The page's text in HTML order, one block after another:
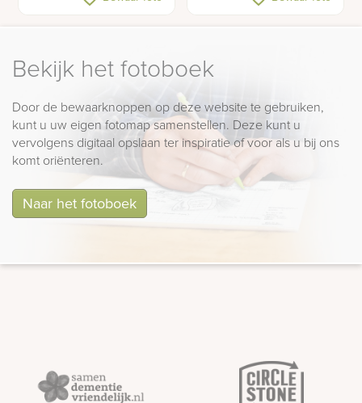
met glas en rvs
beeldje vogeltjes
Bekijk het fotoboek
Door de bewaarknoppen op deze website te gebruiken,
kunt u uw eigen fotomap samenstellen. Deze kunt u
vervolgens digitaal opslaan ter inspiratie of voor als u bij ons
komt oriënteren.
Naar het fotoboek